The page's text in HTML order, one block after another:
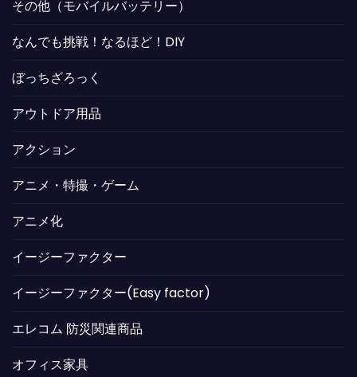
その他（モバイルバッテリー）
なんでも挑戦！なるほど！DIY
ぼっちざろっく
アウトドア用品
アクション
アニメ・特撮・ゲーム
アニメ化
イージーファクター
イージーファクター(Easy factor)
エレコム 防災関連商品
オフィス家具